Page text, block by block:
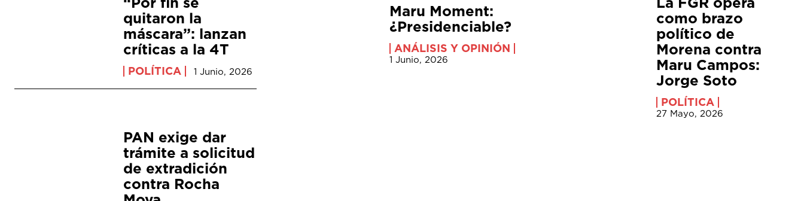
quitaron la
máscara”: lanzan
críticas a la 4T
POLÍTICA 1 Junio, 2026
Maru Moment:
¿Presidenciable?
ANÁLISIS Y OPINIÓN
1 Junio, 2026
como brazo
político de
Morena contra
Maru Campos:
Jorge Soto
POLÍTICA
27 Mayo, 2026
PAN exige dar
trámite a solicitud
de extradición
contra Rocha